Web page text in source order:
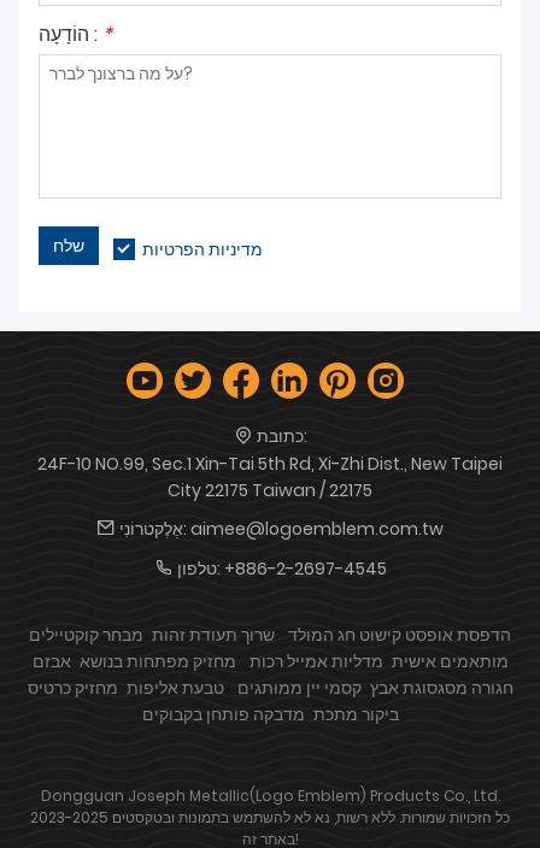
הוֹדָעָה : *
שלח מדיניות הפרטיות
כתובת:
24F-10 NO.99, Sec.1 Xin-Tai 5th Rd, Xi-Zhi Dist., New Taipei
City 22175 Taiwan / 22175
אֶלֶקטרוֹנִי: aimee@logoemblem.com.tw
טלפון: +886-2-2697-4545
הדפסת אופסט קישוט חג המולד שרוך תעודת זהות מבחר קוקטיילים
מותאמים אישית מדליות אמייל רכות מחזיק מפתחות בנושא אבזם
חגורה מסגסוגת אבץ קסמי יין ממותגים טבעת אליפות מחזיק כרטיס
ביקור מתכת מדבקה פותחן בקבוקים
Dongguan Joseph Metallic(Logo Emblem) Products Co., Ltd.
2023-2025 כל הזכויות שמורות. ללא רשות, נא לא להשתמש בתמונות ובטקסטים
באתר זה!